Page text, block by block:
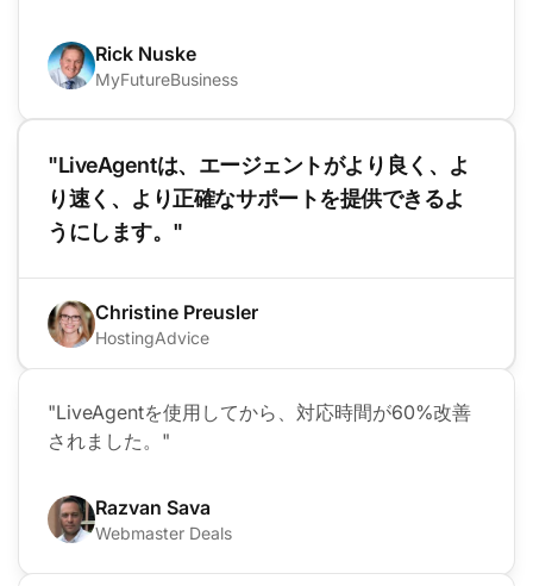
Rick Nuske
MyFutureBusiness
"LiveAgentは、エージェントがより良く、よ
り速く、より正確なサポートを提供できるよ
うにします。"
Christine Preusler
HostingAdvice
"LiveAgentを使用してから、対応時間が60%改善
されました。"
Razvan Sava
Webmaster Deals